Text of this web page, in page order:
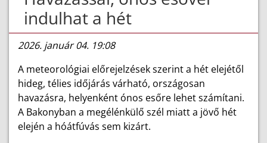
indulhat a hét
2026. január 04. 19:08
A meteorológiai előrejelzések szerint a hét elejétől
hideg, télies időjárás várható, országosan
havazásra, helyenként ónos esőre lehet számítani.
A Bakonyban a megélénkülő szél miatt a jövő hét
elején a hóátfúvás sem kizárt.